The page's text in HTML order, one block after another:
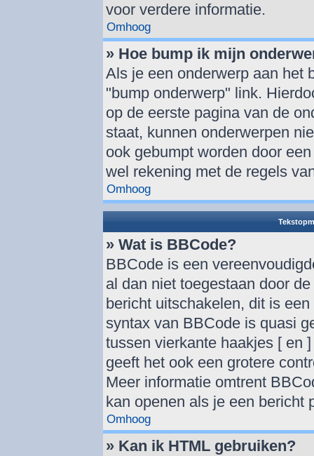
voor verdere informatie.
Omhoog
» Hoe bump ik mijn
Als je een onderwerp aan het
"bump onderwerp" link.
op de eerste pagina van de
staat, kunnen onderwerpen
ook gebumpt worden door
wel rekening met de regels
Omhoog
» Wat is BBCode?
BBCode is een
al dan niet toegestaan door
bericht uitschakelen, dit is
syntax van BBCode is quasi
tussen vierkante haakjes [ en
geeft het ook een grotere
Meer informatie omtrent
kan openen als je een bericht
Omhoog
» Kan ik HTML gebruiken?